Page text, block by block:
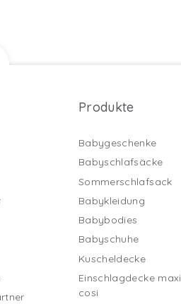
Produkte
Babygeschenke
Babyschlafsäcke
Sommerschlafsack
Babykleidung
Babybodies
Babyschuhe
Kuscheldecke
Einschlagdecke maxi
cosi